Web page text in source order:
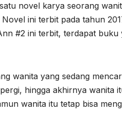
novel karya seorang
ini terbit pada tahun
#2 ini terbit, terdapat
wanita yang sedang
hingga akhirnya wanita
wanita itu tetap bisa